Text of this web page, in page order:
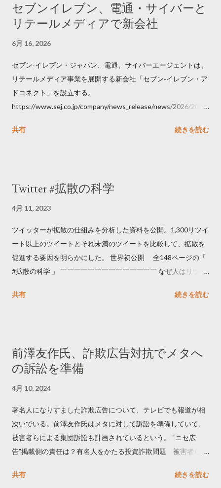
セブンイレブン、電通・サイバーと
リテールメディアで新会社
6月 16, 2026
セブン‐イレブン・ジャパン、電通、サイバーエージェントは、
リテールメディア事業を展開する新会社「セブン‐イレブン・ア
ドコネクト」を設立する。
https://www.sej.co.jp/company/news_release/news/2026/2026
共有
続きを読む
Twitter #拡散の科学
4月 11, 2023
ツイッターが拡散の仕組みを分析した資料を公開。1,300リツイ
ート以上のツイートとそれ未満のツイートを比較して、拡散を
促進する要因を明らかにした。 世界初公開 全148ページの「
#拡散の科学 」 ￣￣￣￣￣￣￣￣￣￣￣￣￣￣ なぜ人はリツイ
学しました。 ー バズの目安は1300リツイート ー 人は16の熱量
トするのか？ https://marketing.twitter.com/ja/insights/kakusan
共有 続きを読む
前澤友作氏、詐欺広告対抗でメタへ
の訴訟を準備
4月 10, 2024
著名人になりすました詐欺広告について、テレビでも報道が相
次いでいる。前澤友作氏はメタに対して訴訟を準備していて、
被害者らによる集団訴訟も計画されているという。 “ニセ広
告”掲載側の責任は？有名人をかたる投資詐欺問題 被害者らが
https://newsdig.tbs.co.jp/articles/-/1091835 なぜなくならな
共有 続きを読む